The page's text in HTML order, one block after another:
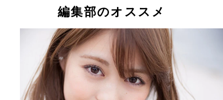
編集部のオススメ